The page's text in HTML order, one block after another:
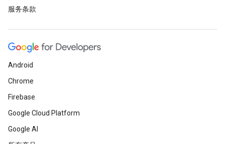
服务条款
Android
Chrome
Firebase
Google Cloud Platform
Google AI